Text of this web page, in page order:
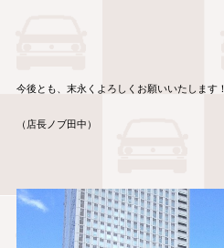
今後とも、末永くよろしくお願いいたします！
（店長ノブ田中）